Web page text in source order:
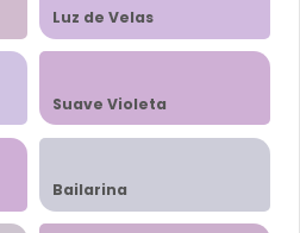
Luz de Velas
Suave Violeta
Bailarina